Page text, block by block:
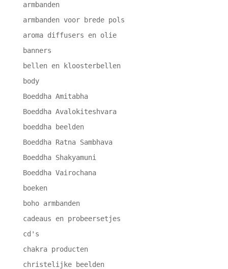
armbanden
armbanden voor brede pols
aroma diffusers en olie
banners
bellen en kloosterbellen
body
Boeddha Amitabha
Boeddha Avalokiteshvara
boeddha beelden
Boeddha Ratna Sambhava
Boeddha Shakyamuni
Boeddha Vairochana
boeken
boho armbanden
cadeaus en probeersetjes
cd's
chakra producten
christelijke beelden